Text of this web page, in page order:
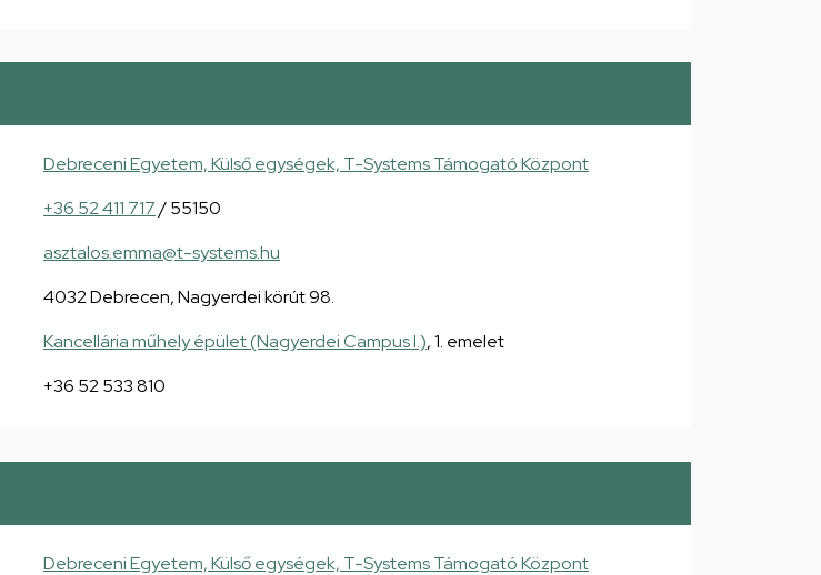
Debreceni Egyetem, Külső egységek, T-Systems Támogató Központ
+36 52 411 717/ 55150
asztalos.emma@t-systems.hu
4032 Debrecen, Nagyerdei körút 98.
Kancellária műhely épület (Nagyerdei Campus I.), 1. emelet
+36 52 533 810
Debreceni Egyetem, Külső egységek, T-Systems Támogató Központ